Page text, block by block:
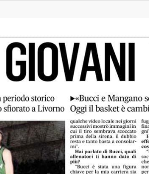
LINKS
Abbonamenti